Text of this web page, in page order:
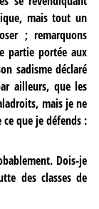
mais tout un
; remarquons
partie portée aux
sadisme déclaré
ailleurs, que les
mais je ne
que je défends :
Dois-je
des classes de